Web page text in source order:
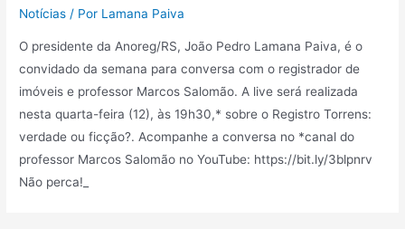
Notícias / Por Lamana Paiva
O presidente da Anoreg/RS, João Pedro Lamana Paiva, é o
convidado da semana para conversa com o registrador de
imóveis e professor Marcos Salomão. A live será realizada
nesta quarta-feira (12), às 19h30,* sobre o Registro Torrens:
verdade ou ficção?. Acompanhe a conversa no *canal do
professor Marcos Salomão no YouTube: https://bit.ly/3blpnrv
Não perca!_